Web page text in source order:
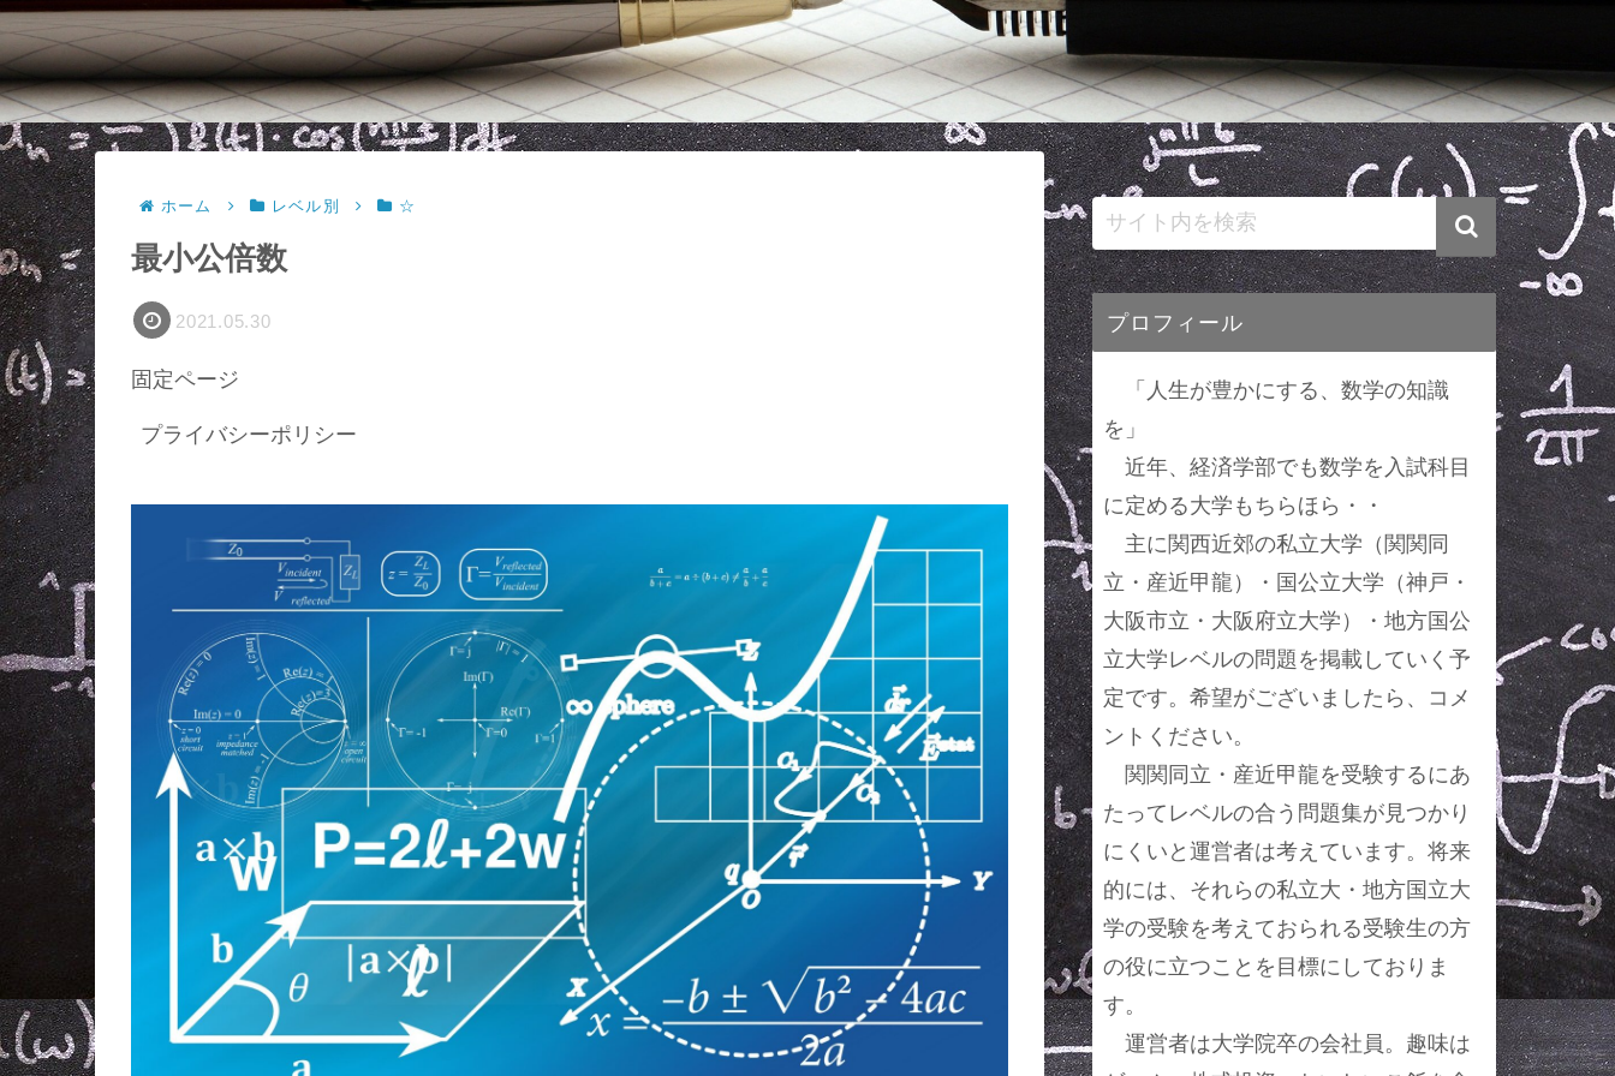
ホーム レベル別 ☆
最小公倍数
2021.05.30
固定ページ
プライバシーポリシー
プロフィール
「人生が豊かにする、数学の知識
を」
近年、経済学部でも数学を入試科目
に定める大学もちらほら・・
主に関西近郊の私立大学（関関同
立・産近甲龍）・国公立大学（神戸・
大阪市立・大阪府立大学）・地方国公
立大学レベルの問題を掲載していく予
定です。希望がございましたら、コメ
ントください。
関関同立・産近甲龍を受験するにあ
たってレベルの合う問題集が見つかり
にくいと運営者は考えています。将来
的には、それらの私立大・地方国立大
学の受験を考えておられる受験生の方
の役に立つことを目標にしておりま
す。
運営者は大学院卒の会社員。趣味は